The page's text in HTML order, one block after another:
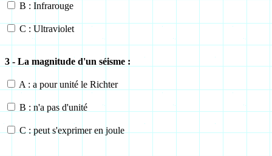
B : Infrarouge
C : Ultraviolet
3 - La magnitude d'un séisme :
A : a pour unité le Richter
B : n'a pas d'unité
C : peut s'exprimer en joule